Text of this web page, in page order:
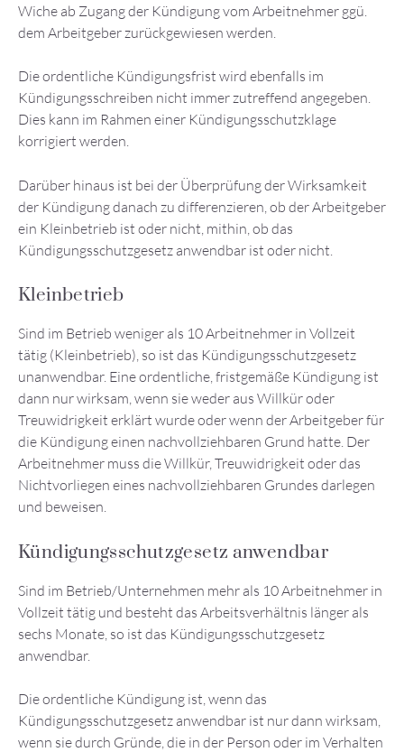
Wiche ab Zugang der Kündigung vom Arbeitnehmer ggü.
dem Arbeitgeber zurückgewiesen werden.
Die ordentliche Kündigungsfrist wird ebenfalls im
Kündigungsschreiben nicht immer zutreffend angegeben.
Dies kann im Rahmen einer Kündigungsschutzklage
korrigiert werden.
Darüber hinaus ist bei der Überprüfung der Wirksamkeit
der Kündigung danach zu differenzieren, ob der Arbeitgeber
ein Kleinbetrieb ist oder nicht, mithin, ob das
Kündigungsschutzgesetz anwendbar ist oder nicht.
Kleinbetrieb
Sind im Betrieb weniger als 10 Arbeitnehmer in Vollzeit
tätig (Kleinbetrieb), so ist das Kündigungsschutzgesetz
unanwendbar. Eine ordentliche, fristgemäße Kündigung ist
dann nur wirksam, wenn sie weder aus Willkür oder
Treuwidrigkeit erklärt wurde oder wenn der Arbeitgeber für
die Kündigung einen nachvollziehbaren Grund hatte. Der
Arbeitnehmer muss die Willkür, Treuwidrigkeit oder das
Nichtvorliegen eines nachvollziehbaren Grundes darlegen
und beweisen.
Kündigungsschutzgesetz anwendbar
Sind im Betrieb/Unternehmen mehr als 10 Arbeitnehmer in
Vollzeit tätig und besteht das Arbeitsverhältnis länger als
sechs Monate, so ist das Kündigungsschutzgesetz
anwendbar.
Die ordentliche Kündigung ist, wenn das
Kündigungsschutzgesetz anwendbar ist nur dann wirksam,
wenn sie durch Gründe, die in der Person oder im Verhalten